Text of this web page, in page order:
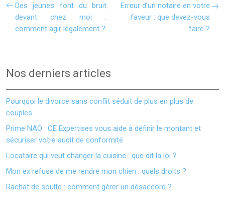
Des jeunes font du bruit
devant chez moi :
comment agir légalement ?
Erreur d’un notaire en votre
faveur : que devez-vous
faire ?
Nos derniers articles
Pourquoi le divorce sans conflit séduit de plus en plus de
couples
Prime NAO : CE Expertises vous aide à définir le montant et
sécuriser votre audit de conformité
Locataire qui veut changer la cuisine : que dit la loi ?
Mon ex refuse de me rendre mon chien : quels droits ?
Rachat de soulte : comment gérer un désaccord ?